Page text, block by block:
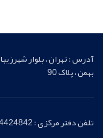
آدرس : تهران ، بلوار
بهمن ، پلاک 90
تلفن دفتر مرکزی : 0214424842